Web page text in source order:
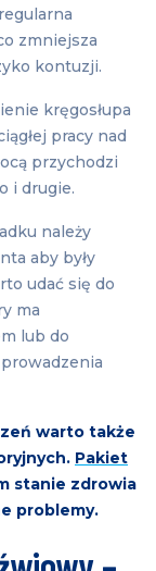
zmniejsza
kontuzji.
kręgosłupa
pracy nad
przychodzi
i drugie.
należy
aby były
udać się do
ma
lub do
warto także
Pakiet
stanie zdrowia
problemy.